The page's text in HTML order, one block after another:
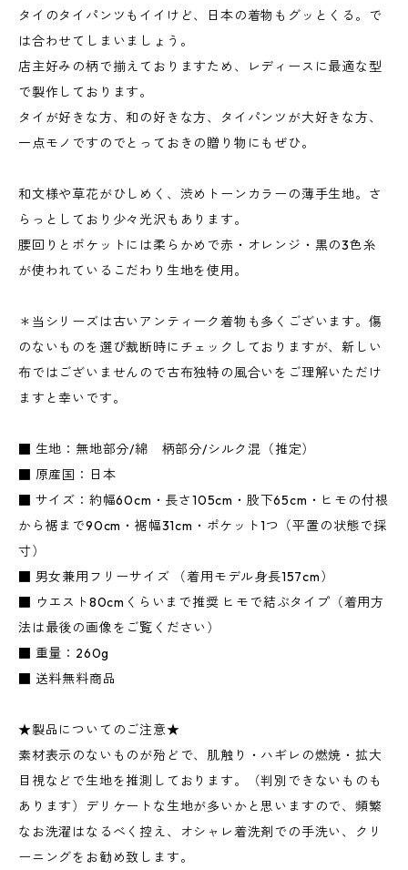
タイのタイパンツもイイけど、日本の着物もグッとくる。で
は合わせてしまいましょう。
店主好みの柄で揃えておりますため、レディースに最適な型
で製作しております。
タイが好きな方、和の好きな方、タイパンツが大好きな方、
一点モノですのでとっておきの贈り物にもぜひ。
和文様や草花がひしめく、渋めトーンカラーの薄手生地。さ
らっとしており少々光沢もあります。
腰回りとポケットには柔らかめで赤・オレンジ・黒の3色糸
が使われているこだわり生地を使用。
＊当シリーズは古いアンティーク着物も多くございます。傷
のないものを選び裁断時にチェックしておりますが、新しい
布ではございませんので古布独特の風合いをご理解いただけ
ますと幸いです。
■ 生地：無地部分/綿 柄部分/シルク混（推定）
■ 原産国：日本
■ サイズ：約幅60cm・長さ105cm・股下65cm・ヒモの付根
から裾まで90cm・裾幅31cm・ポケット1つ（平置の状態で採
寸）
■ 男女兼用フリーサイズ （着用モデル身長157cm）
■ ウエスト80cmくらいまで推奨 ヒモで結ぶタイプ（着用方
法は最後の画像をご覧ください）
■ 重量：260g
■ 送料無料商品
★製品についてのご注意★
素材表示のないものが殆どで、肌触り・ハギレの燃焼・拡大
目視などで生地を推測しております。（判別できないものも
あります）デリケートな生地が多いかと思いますので、頻繁
なお洗濯はなるべく控え、オシャレ着洗剤での手洗い、クリ
ーニングをお勧め致します。